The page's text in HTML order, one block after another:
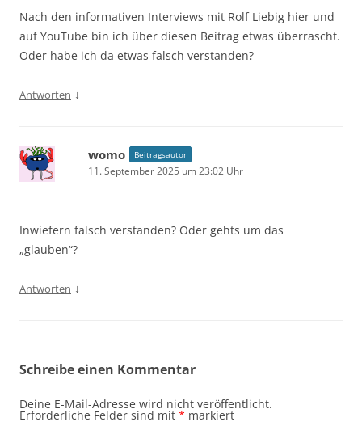
Nach den informativen Interviews mit Rolf Liebig hier und
auf YouTube bin ich über diesen Beitrag etwas überrascht.
Oder habe ich da etwas falsch verstanden?
Antworten ↓
womo Beitragsautor
11. September 2025 um 23:02 Uhr
Inwiefern falsch verstanden? Oder gehts um das
„glauben“?
Antworten ↓
Schreibe einen Kommentar
Deine E-Mail-Adresse wird nicht veröffentlicht.
Erforderliche Felder sind mit * markiert